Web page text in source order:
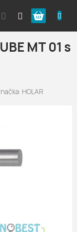
Nákupní
košík
MT 01 s
HOLAR